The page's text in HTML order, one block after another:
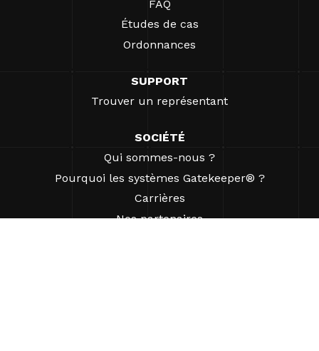
FAQ
Études de cas
Ordonnances
SUPPORT
Trouver un représentant
SOCIÉTÉ
Qui sommes-nous ?
Pourquoi les systèmes Gatekeeper® ?
Carrières
Nos partenaires